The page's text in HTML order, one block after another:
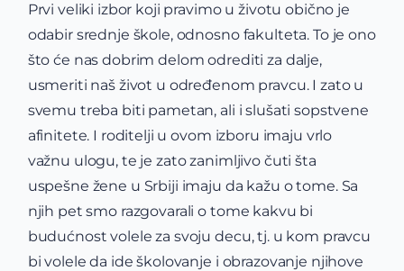
Prvi veliki izbor koji pravimo u životu obično je
odabir srednje škole, odnosno fakulteta. To je ono
što će nas dobrim delom odrediti za dalje,
usmeriti naš život u određenom pravcu. I zato u
svemu treba biti pametan, ali i slušati sopstvene
afinitete. I roditelji u ovom izboru imaju vrlo
važnu ulogu, te je zato zanimljivo čuti šta
uspešne žene u Srbiji imaju da kažu o tome. Sa
njih pet smo razgovarali o tome kakvu bi
budućnost volele za svoju decu, tj. u kom pravcu
bi volele da ide školovanje i obrazovanje njihove